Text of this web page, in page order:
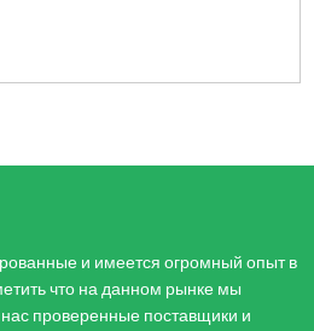
и имеется огромный опыт в
что на данном рынке мы
проверенные поставщики и